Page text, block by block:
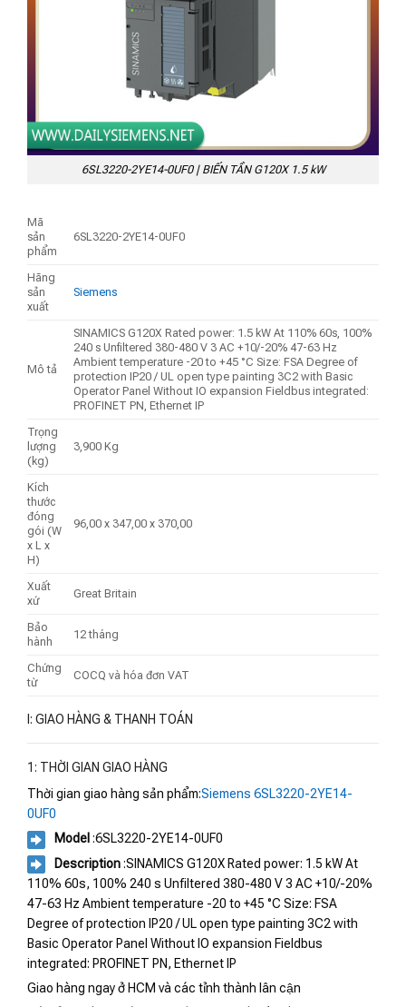
6SL3220-2YE14-0UF0 | BIẾN TẦN G120X 1.5 kW
Mã
sản
phẩm
6SL3220-2YE14-0UF0
Hãng
sản
xuất
Siemens
Mô tả
SINAMICS G120X Rated power: 1.5 kW At 110% 60s, 100%
240 s Unfiltered 380-480 V 3 AC +10/-20% 47-63 Hz
Ambient temperature -20 to +45 °C Size: FSA Degree of
protection IP20 / UL open type painting 3C2 with Basic
Operator Panel Without IO expansion Fieldbus integrated:
PROFINET PN, Ethernet IP
Trọng
lượng
(kg)
3,900 Kg
Kích
thước
đóng
gói (W
x L x
H)
96,00 x 347,00 x 370,00
Xuất
xứ
Great Britain
Bảo
hành
12 tháng
Chứng
từ
COCQ và hóa đơn VAT
I: GIAO HÀNG & THANH TOÁN
1: THỜI GIAN GIAO HÀNG
Thời gian giao hàng sản phẩm:Siemens 6SL3220-2YE14-
0UF0
Model :6SL3220-2YE14-0UF0
Description:SINAMICS G120X Rated power: 1.5 kW At
110% 60s, 100% 240 s Unfiltered 380-480 V 3 AC +10/-20%
47-63 Hz Ambient temperature -20 to +45 °C Size: FSA
Degree of protection IP20 / UL open type painting 3C2 with
Basic Operator Panel Without IO expansion Fieldbus
integrated: PROFINET PN, Ethernet IP
Giao hàng ngay ở HCM và các tỉnh thành lân cận